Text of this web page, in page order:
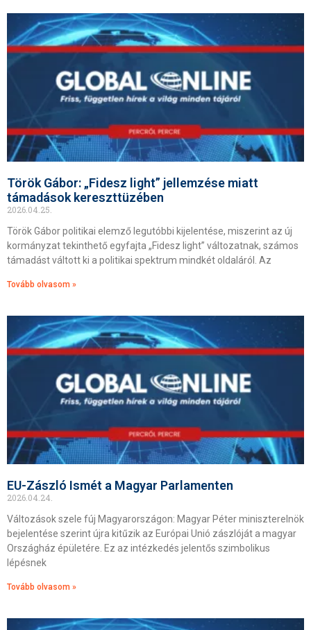
Török Gábor: „Fidesz light” jellemzése miatt
támadások kereszttüzében
2026.04.25.
Török Gábor politikai elemző legutóbbi kijelentése, miszerint az új
kormányzat tekinthető egyfajta „Fidesz light” változatnak, számos
támadást váltott ki a politikai spektrum mindkét oldaláról. Az
Tovább olvasom »
EU-Zászló Ismét a Magyar Parlamenten
2026.04.24.
Változások szele fúj Magyarországon: Magyar Péter miniszterelnök
bejelentése szerint újra kitűzik az Európai Unió zászlóját a magyar
Országház épületére. Ez az intézkedés jelentős szimbolikus
lépésnek
Tovább olvasom »